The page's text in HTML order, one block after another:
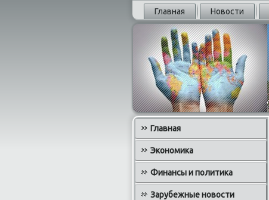
Главная Новости
Главная
Экономика
Финансы и политика
Зарубежные новости